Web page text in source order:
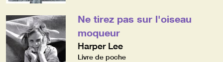
Ne tirez pas sur l'oiseau
moqueur
Harper Lee
Livre de poche